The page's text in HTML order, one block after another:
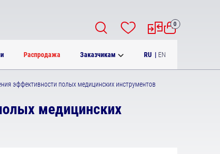
Распродажа Заказчикам RU | EN
0
эффективности полых медицинских инструментов
медицинских